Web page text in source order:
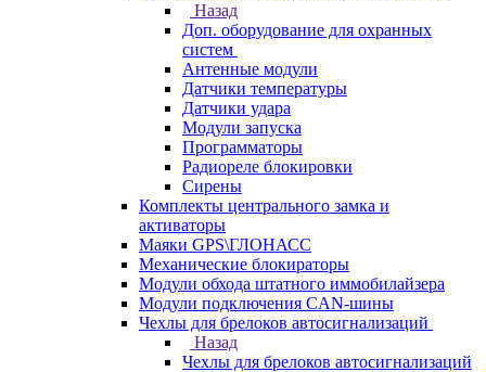
Назад
Доп. оборудование для охранных
систем
Антенные модули
Датчики температуры
Датчики удара
Модули запуска
Программаторы
Радиореле блокировки
Сирены
Комплекты центрального замка и
активаторы
Маяки GPS\ГЛОНАСС
Механические блокираторы
Модули обхода штатного иммобилайзера
Модули подключения CAN-шины
Чехлы для брелоков автосигнализаций
Назад
Чехлы для брелоков автосигнализаций